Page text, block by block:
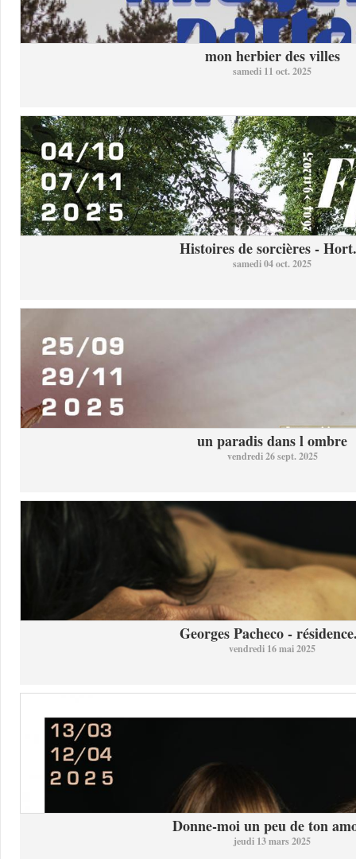
mon herbier des villes
samedi 11 oct. 2025
Histoires de sorcières -
samedi 04 oct. 2025
un paradis dans l ombre
vendredi 26 sept. 2025
Georges Pacheco -
vendredi 16 mai 2025
Donne-moi un peu de ton
jeudi 13 mars 2025